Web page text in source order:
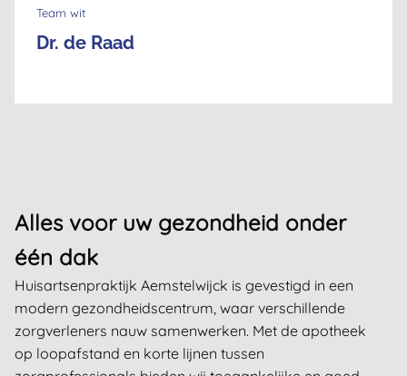
Team wit
Dr. de Raad
Alles voor uw gezondheid onder
één dak
Huisartsenpraktijk Aemstelwijck is gevestigd in een
modern gezondheidscentrum, waar verschillende
zorgverleners nauw samenwerken. Met de apotheek
op loopafstand en korte lijnen tussen